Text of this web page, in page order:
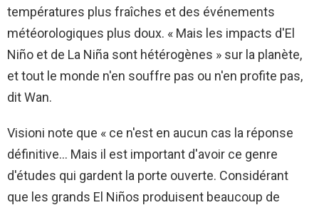
températures plus fraîches et des événements
météorologiques plus doux. « Mais les impacts d'El
Niño et de La Niña sont hétérogènes » sur la planète,
et tout le monde n'en souffre pas ou n'en profite pas,
dit Wan.
Visioni note que « ce n'est en aucun cas la réponse
définitive… Mais il est important d'avoir ce genre
d'études qui gardent la porte ouverte. Considérant
que les grands El Niños produisent beaucoup de